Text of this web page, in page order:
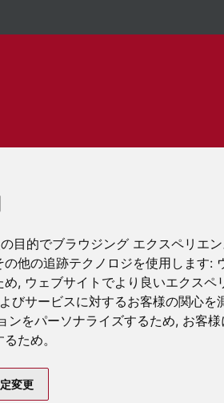
目的でブラウジング エクスペリエ
他の追跡テクノロジを使用します:
め, ウェブサイトでより良いエクスペ
びサービスに対するお客様の関心を
ンをパーソナライズするため, お客
るため。
変更